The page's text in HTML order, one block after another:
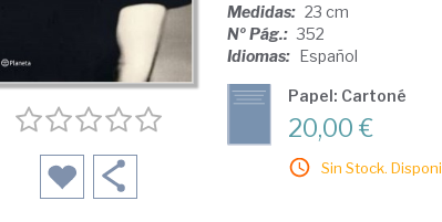
Medidas: 23 cm
Nº Pág.: 352
Idiomas: Español
Papel: Cartoné
20,00 €
Sin Stock.